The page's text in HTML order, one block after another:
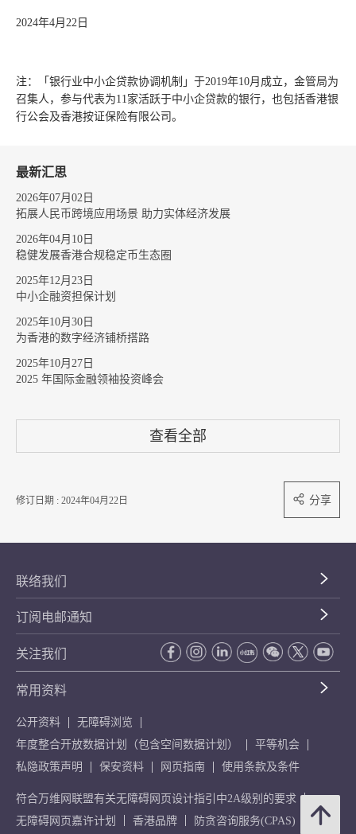
2024年4月22日
注：「银行业中小企贷款协调机制」于2019年10月成立，金管局为
召集人，参与代表为11家活跃于中小企贷款的银行，也包括香港银
行公会及香港按证保险有限公司。
最新汇思
2026年07月02日
拓展人民币跨境应用场景 助力实体经济发展
2026年04月10日
稳健发展香港合规稳定币生态圈
2025年12月23日
中小企融资担保计划
2025年10月30日
为香港的数字经济铺桥搭路
2025年10月27日
2025 年国际金融领袖投资峰会
查看全部
修订日期 : 2024年04月22日 分享
联络我们
订阅电邮通知
关注我们
常用资料
公开资料
无障碍浏览
年度整合开放数据计划（包含空间数据计划）
平等机会
私隐政策声明
保安资料 网页指南 使用条款及条件
符合万维网联盟有关无障碍网页设计指引中2A级别的要求
无障碍网页嘉许计划
香港品牌 防贪咨询服务(CPAS)